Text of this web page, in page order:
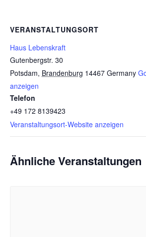
VERANSTALTUNGSORT
Haus Lebenskraft
Gutenbergstr. 30
Potsdam, Brandenburg 14467 Germany
anzeigen
Telefon
+49 172 8139423
Veranstaltungsort-Website anzeigen
Ähnliche Veranstaltungen